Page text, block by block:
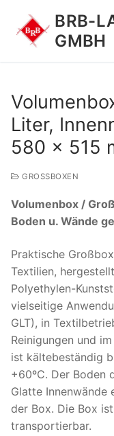
Inhalt
springen
BRB-
GMBH
Suchen
Liter,
580 x 515
GROSSBOXEN
Volumenbox /
Boden u. Wände
Praktische
Textilien,
Polyethylen-
vielseitige
GLT), in
Reinigungen und
ist kältebeständig
+60ºC. Der Boden
Glatte Innenwände
der Box. Die Box
transportierbar.